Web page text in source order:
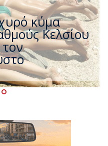
την ώρα